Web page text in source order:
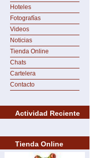
Hoteles
Fotografías
Videos
Noticias
Tienda Online
Chats
Cartelera
Contacto
Actividad Reciente
Tienda Online